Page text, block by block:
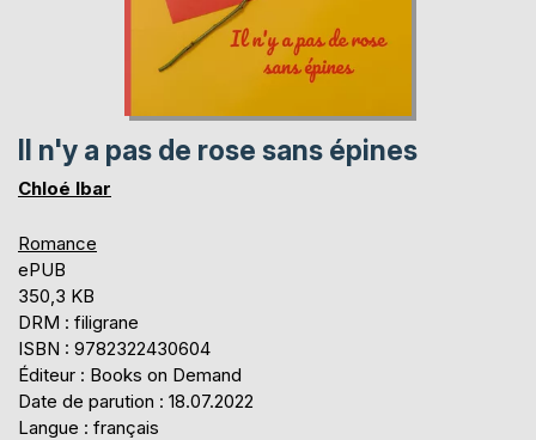
Il n'y a pas de rose sans épines
Chloé Ibar
Romance
ePUB
350,3 KB
DRM : filigrane
ISBN : 9782322430604
Éditeur : Books on Demand
Date de parution : 18.07.2022
Langue : français